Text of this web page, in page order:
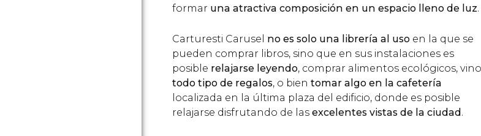
formar una atractiva composición en un espacio lleno de luz.
Carturesti Carusel no es solo una librería al uso en la que se
pueden comprar libros, sino que en sus instalaciones es
posible relajarse leyendo, comprar alimentos ecológicos,
todo tipo de regalos, o bien tomar algo en la cafetería
localizada en la última plaza del edificio, donde es posible
relajarse disfrutando de las excelentes vistas de la ciudad.